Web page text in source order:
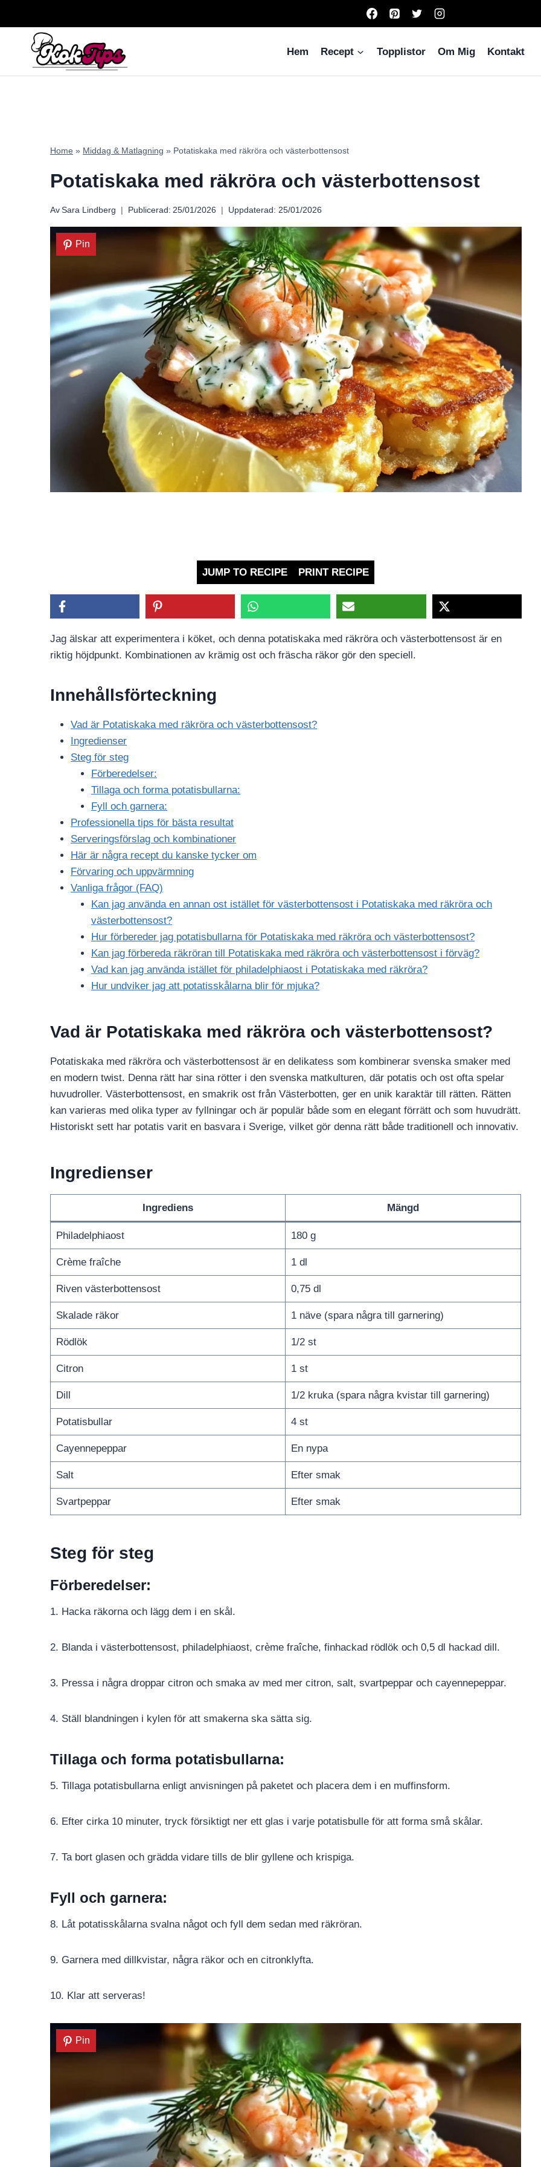
Hem
Recept Topplistor Om Mig Kontakt
Home » Middag & Matlagning » Potatiskaka med räkröra och västerbottensost
Potatiskaka med räkröra och västerbottensost
Av Sara Lindberg Publicerad: 25/01/2026 Uppdaterad: 25/01/2026
Pin
JUMP TO RECIPE PRINT RECIPE
Jag älskar att experimentera i köket, och denna potatiskaka med räkröra och västerbottensost är en
riktig höjdpunkt. Kombinationen av krämig ost och fräscha räkor gör den speciell.
Innehållsförteckning
Vad är Potatiskaka med räkröra och västerbottensost?
Ingredienser
Steg för steg
Förberedelser:
Tillaga och forma potatisbullarna:
Fyll och garnera:
Professionella tips för bästa resultat
Serveringsförslag och kombinationer
Här är några recept du kanske tycker om
Förvaring och uppvärmning
Vanliga frågor (FAQ)
Kan jag använda en annan ost istället för västerbottensost i Potatiskaka med räkröra och
västerbottensost?
Hur förbereder jag potatisbullarna för Potatiskaka med räkröra och västerbottensost?
Kan jag förbereda räkröran till Potatiskaka med räkröra och västerbottensost i förväg?
Vad kan jag använda istället för philadelphiaost i Potatiskaka med räkröra?
Hur undviker jag att potatisskålarna blir för mjuka?
Vad är Potatiskaka med räkröra och västerbottensost?
Potatiskaka med räkröra och västerbottensost är en delikatess som kombinerar svenska smaker med
en modern twist. Denna rätt har sina rötter i den svenska matkulturen, där potatis och ost ofta spelar
huvudroller. Västerbottensost, en smakrik ost från Västerbotten, ger en unik karaktär till rätten. Rätten
kan varieras med olika typer av fyllningar och är populär både som en elegant förrätt och som huvudrätt.
Historiskt sett har potatis varit en basvara i Sverige, vilket gör denna rätt både traditionell och innovativ.
Ingredienser
Ingrediens Mängd
Philadelphiaost 180 g
Crème fraîche 1 dl
Riven västerbottensost 0,75 dl
Skalade räkor 1 näve (spara några till garnering)
Rödlök 1/2 st
Citron 1 st
Dill 1/2 kruka (spara några kvistar till garnering)
Potatisbullar 4 st
Cayennepeppar En nypa
Salt Efter smak
Svartpeppar Efter smak
Steg för steg
Förberedelser:
1. Hacka räkorna och lägg dem i en skål.
2. Blanda i västerbottensost, philadelphiaost, crème fraîche, finhackad rödlök och 0,5 dl hackad dill.
3. Pressa i några droppar citron och smaka av med mer citron, salt, svartpeppar och cayennepeppar.
4. Ställ blandningen i kylen för att smakerna ska sätta sig.
Tillaga och forma potatisbullarna:
5. Tillaga potatisbullarna enligt anvisningen på paketet och placera dem i en muffinsform.
6. Efter cirka 10 minuter, tryck försiktigt ner ett glas i varje potatisbulle för att forma små skålar.
7. Ta bort glasen och grädda vidare tills de blir gyllene och krispiga.
Fyll och garnera:
8. Låt potatisskålarna svalna något och fyll dem sedan med räkröran.
9. Garnera med dillkvistar, några räkor och en citronklyfta.
10. Klar att serveras!
Pin